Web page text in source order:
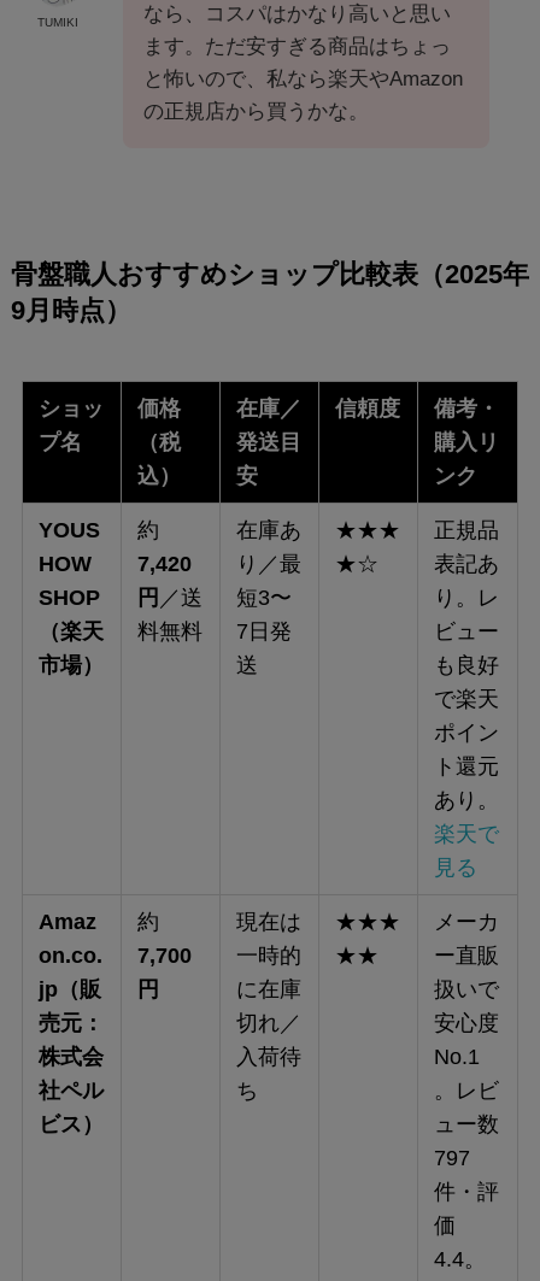
TUMIKI
なら、コスパはかなり高いと思い
ます。ただ安すぎる商品はちょっ
と怖いので、私なら楽天やAmazon
の正規店から買うかな。
骨盤職人おすすめショップ比較表（2025年
9月時点）
ショッ
プ名
価格
（税
込）
在庫／
発送目
安
信頼度
備考・
購入リ
ンク
YOUS
HOW
SHOP
（楽天
市場）
約
7,420
円 ／送
料無料
在庫あ
り／最
短3〜
7日発
送
★★★
★☆
正規品
表記あ
り。レ
ビュー
も良好
で楽天
ポイン
ト還元
あり。
楽天で
見る
Amaz
on.co.
jp（販
売元：
株式会
社ペル
ビス）
約
7,700
円
現在は
一時的
に在庫
切れ／
入荷待
ち
★★★
★★
メーカ
ー直販
扱いで
安心度
No.1
。レビ
ュー数
797
件・評
価
4.4。